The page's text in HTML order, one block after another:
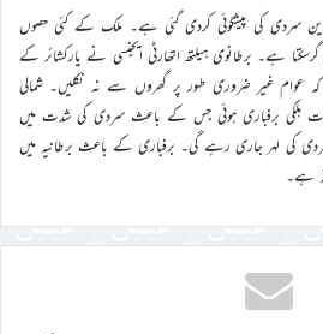
سردی کی پیشگوئی کردی گئی ہے۔ ملک کے کئی حصوں
ہے۔ برطانوی ہیلتھ اتھارٹی ایجنسی نے یارکشائر کے
عوام غیر ضروری طور پر گھروں سے نہ نکلیں۔ شمالی
رات ہلکی برفباری ہوئی جس کے باعث سردی کی شدت میں
کی لہر جاری رہے گی۔ برفباری کے باعث برطانیہ میں
ہے۔